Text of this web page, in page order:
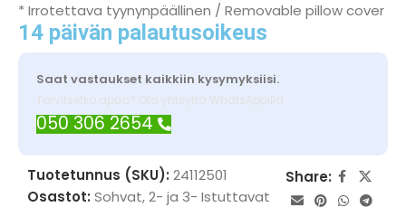
* Irrotettava tyynynpäällinen / Removable pillow cover
14 päivän palautusoikeus
Saat vastaukset kaikkiin kysymyksiisi.
Tarvitsetko apua? Ota yhteyttä WhatsAppilla
050 306 2654
Tuotetunnus (SKU): 24112501
Osastot: Sohvat,2- ja 3- Istuttavat
Share: